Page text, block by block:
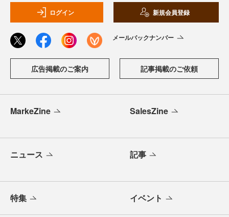
ログイン 新規会員登録
メールバックナンバー
広告掲載のご案内 記事掲載のご依頼
MarkeZine SalesZine
ニュース 記事
特集 イベント